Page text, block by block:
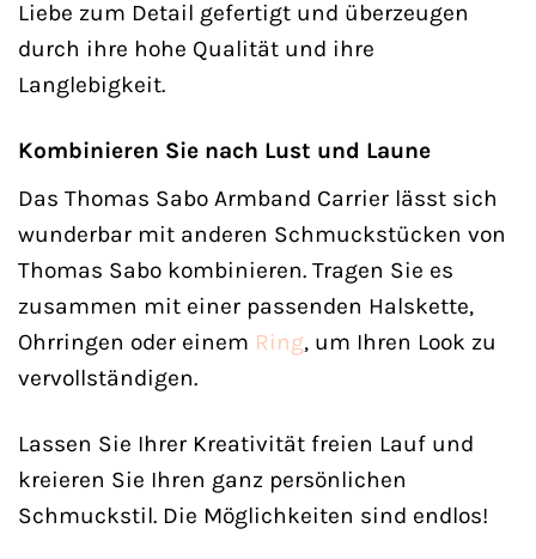
Liebe zum Detail gefertigt und überzeugen
durch ihre hohe Qualität und ihre
Langlebigkeit.
Kombinieren Sie nach Lust und Laune
Das Thomas Sabo Armband Carrier lässt sich
wunderbar mit anderen Schmuckstücken von
Thomas Sabo kombinieren. Tragen Sie es
zusammen mit einer passenden Halskette,
Ohrringen oder einem Ring, um Ihren Look zu
vervollständigen.
Lassen Sie Ihrer Kreativität freien Lauf und
kreieren Sie Ihren ganz persönlichen
Schmuckstil. Die Möglichkeiten sind endlos!